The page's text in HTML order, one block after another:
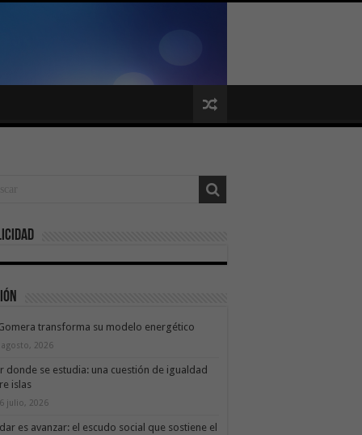
transforma su modelo energético
agosto, 2026
donde se estudia: una cuestión de igualdad
islas
julio, 2026
es avanzar: el escudo social que sostiene el